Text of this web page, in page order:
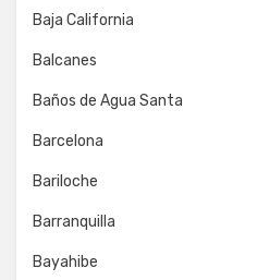
Baja California
Balcanes
Baños de Agua Santa
Barcelona
Bariloche
Barranquilla
Bayahibe